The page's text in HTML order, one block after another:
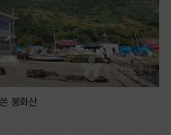
봉화산